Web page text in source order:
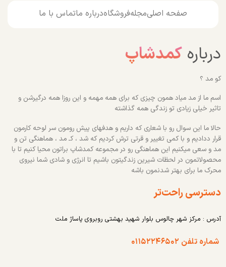
صفحه اصلیمجلهفروشگاهدرباره ماتماس با ما
درباره کمدشاپ
کو مد ؟
اسم ما از مد میاد همون چیزی که برای همه مهمه و این روزا همه درگیرشن و
تاثیر خیلی زیادی تو زندگی همه گذاشته
حالا ما این سوال رو با شعاری که داریم و هدفهای پیش رومون سر لوحه کارمون
قرار ددادیم و با کمی تغییر و قرتی ترش کردیم که شد ، کـ مد ، هماهنگی تن و
مد و سعی میکنیم این هماهنگی رو در مجموعه کمدشاپ براتون محیا کنیم تا با
محصولاتمون در لحظات شیرین زندگیتون باشیم تا انرژی و شادی شما نیروی
محرک ما برای بهتر شدنمون باشه
دسترسی راحت‌تر
آدرس : مرکز شهر چالوس بلوار شهید بهشتی روبروی پاساژ ملت
شماره تلفن ۰۱۱۵۲۲۴۶۵۰۲